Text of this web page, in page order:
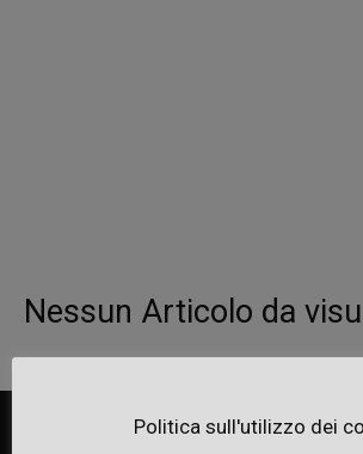
Nessun Articolo da
Politica sull'utilizzo dei